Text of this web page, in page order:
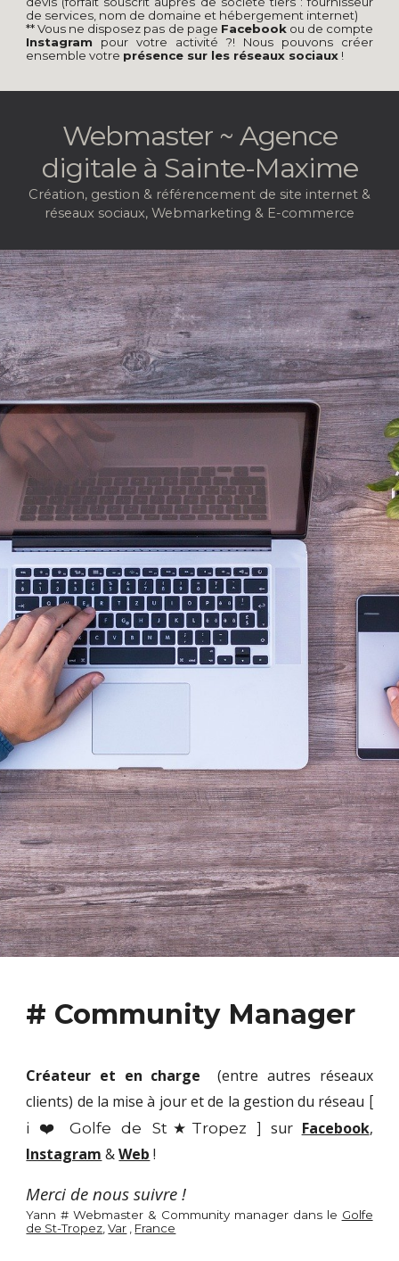
de services, nom de domaine et hébergement internet)
** Vous ne disposez pas de page Facebookou de compte
Instagram pour votre activité ?! Nous pouvons créer
ensemble votre présence sur les réseaux sociaux !
Webmaster ~ Agence
digitale à Sainte-Maxime
Création, gestion & référencement de site internet &
réseaux sociaux, Webmarketing & E-commerce
# Community Manager
Créateur et en charge(entre autres réseaux
clients) de la mise à jour et de la gestion du réseau [
i ❤️ Golfe de St★Tropez ] sur Facebook,
Instagram &Web !
Merci de nous suivre !
Yann # Webmaster & Community manager dans le Golfe
de St-Tropez ,Var France